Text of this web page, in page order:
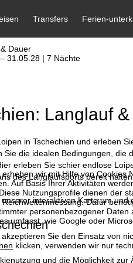
wir mit Hilfe von Cookies
Auf Basis Ihrer Aktivitäten
Nutzungsprofile dienen der
Dafür
personenbezogener
umfasst, wie Google oder
akzeptieren Sie den Einsatz von
klicken, verwenden wir nur
und die Möglichkeit
Dauer
31.05.28 | 7 Nächte
Langlauf
in Tschechien und erleben
Sie die idealen Bedingungen, die
erleben Sie schier endlose
des Langlaufsports bereit
interaktiven Karte um